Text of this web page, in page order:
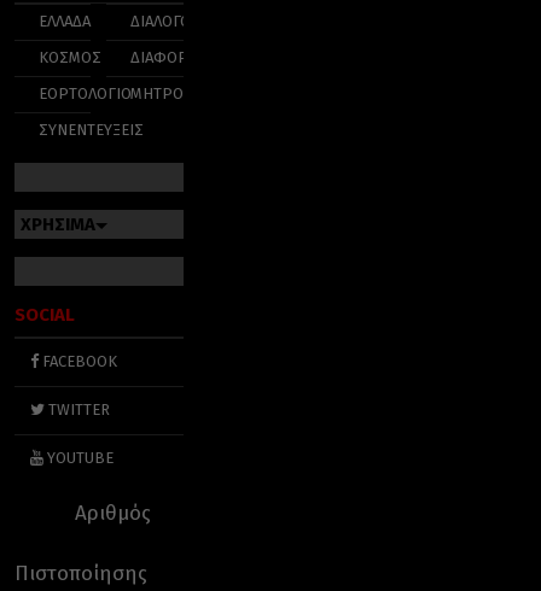
ΕΛΛΑΔΑ
ΚΟΣΜΟΣ
ΕΟΡΤΟΛΟΓΙΟ
ΣΥΝΕΝΤΕΥΞΕΙΣ
ΔΙΑΛΟΓΟΣ
ΔΙΑΦΟΡΑ
ΜΗΤΡΟΠΟΛΕΙΣ
ΧΡΗΣΙΜΑ
SOCIAL
FACEBOOK
TWITTER
YOUTUBE
Αριθμός
Πιστοποίησης